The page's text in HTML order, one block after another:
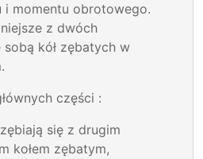
i momentu obrotowego.
z dwóch
kół zębatych w
części :
się z drugim
kołem zębatym,